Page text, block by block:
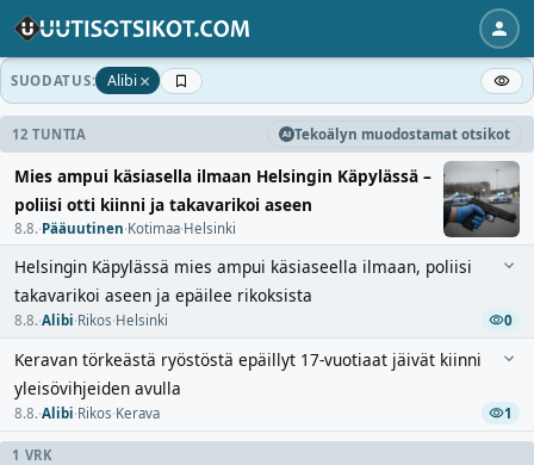
SUODATUS: Alibi×
12 TUNTIA Tekoälyn muodostamat otsikot
Mies ampui käsiasella ilmaan Helsingin Käpylässä –
poliisi otti kiinni ja takavarikoi aseen
8.8.·Pääuutinen·Kotimaa·Helsinki
Helsingin Käpylässä mies ampui käsiaseella ilmaan, poliisi
takavarikoi aseen ja epäilee rikoksista
8.8.·Alibi·Rikos·Helsinki 0
Keravan törkeästä ryöstöstä epäillyt 17-vuotiaat jäivät kiinni
yleisövihjeiden avulla
8.8.·Alibi·Rikos·Kerava 1
1 VRK